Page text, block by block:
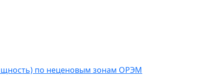
по неценовым зонам ОРЭМ